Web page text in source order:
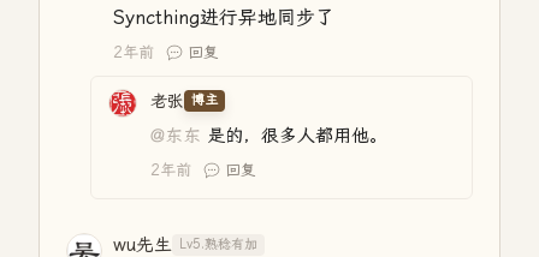
Syncthing进行异地同步了
2年前 回复
老张 博主
@东东 是的，很多人都用他。
2年前 回复
wu先生 Lv5.熟稔有加